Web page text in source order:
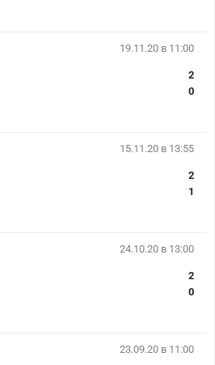
19.11.20 в 11:00
2
0
15.11.20 в 13:55
2
1
24.10.20 в 13:00
2
0
23.09.20 в 11:00